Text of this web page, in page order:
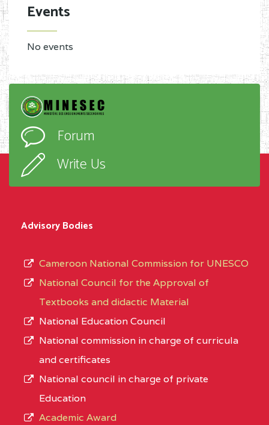
Events
No events
Forum
Write Us
Advisory Bodies
Cameroon National Commission for UNESCO
National Council for the Approval of
Textbooks and didactic Material
National Education Council
National commission in charge of curricula
and certificates
National council in charge of private
Education
Academic Award